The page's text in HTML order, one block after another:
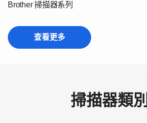
Brother 掃描器系列
查看更多
掃描器類別